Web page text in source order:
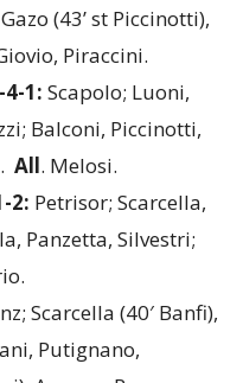
(43’ st Piccinotti),
Piraccini.
1: Scapolo; Luoni,
Balconi, Piccinotti,
All. Melosi.
2: Petrisor; Scarcella,
Panzetta, Silvestri;
Scarcella (40′ Banfi),
Putignano,